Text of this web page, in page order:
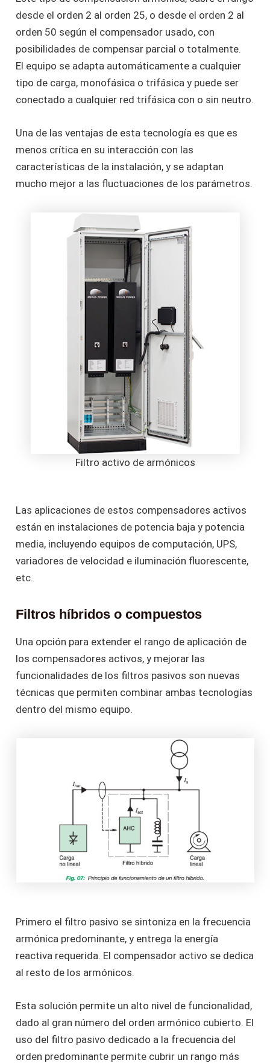
desde el orden 2 al orden 25, o desde el orden 2 al
orden 50 según el compensador usado, con
posibilidades de compensar parcial o totalmente.
El equipo se adapta automáticamente a cualquier
tipo de carga, monofásica o trifásica y puede ser
conectado a cualquier red trifásica con o sin neutro.
Una de las ventajas de esta tecnología es que es
menos crítica en su interacción con las
características de la instalación, y se adaptan
mucho mejor a las fluctuaciones de los parámetros.
Filtro activo de armónicos
Las aplicaciones de estos compensadores activos
están en instalaciones de potencia baja y potencia
media, incluyendo equipos de computación, UPS,
variadores de velocidad e iluminación fluorescente,
etc.
Filtros híbridos o compuestos
Una opción para extender el rango de aplicación de
los compensadores activos, y mejorar las
funcionalidades de los filtros pasivos son nuevas
técnicas que permiten combinar ambas tecnologías
dentro del mismo equipo.
Primero el filtro pasivo se sintoniza en la frecuencia
armónica predominante, y entrega la energía
reactiva requerida. El compensador activo se dedica
al resto de los armónicos.
Esta solución permite un alto nivel de funcionalidad,
dado al gran número del orden armónico cubierto. El
uso del filtro pasivo dedicado a la frecuencia del
orden predominante permite cubrir un rango más